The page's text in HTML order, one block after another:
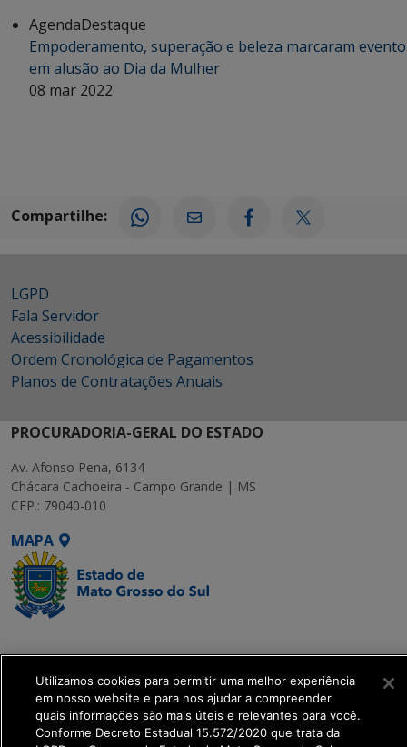
AgendaDestaque
Empoderamento, superação e beleza marcaram evento
em alusão ao Dia da Mulher
08 mar 2022
Compartilhe:
LGPD
Fala Servidor
Acessibilidade
Ordem Cronológica de Pagamentos
Planos de Contratações Anuais
PROCURADORIA-GERAL DO ESTADO
Av. Afonso Pena, 6134
Chácara Cachoeira - Campo Grande | MS
CEP.: 79040-010
MAPA
Executiva de
Transformação Digital
get_footer();
Utilizamos cookies para permitir uma melhor experiência
em nosso website e para nos ajudar a compreender
quais informações são mais úteis e relevantes para você.
Conforme Decreto Estadual 15.572/2020 que trata da